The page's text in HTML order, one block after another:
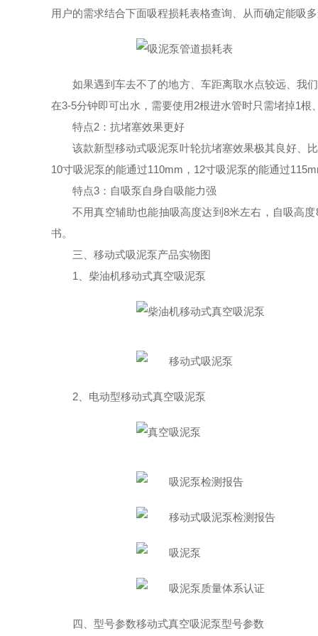
用户的需求结合下面吸程损耗表格查询、从而确定能吸
如果遇到车去不了的地方、车距离取水点较远、我
在3-5分钟即可出水，需要使用2根进水管时只需堵掉1
特点2：抗堵塞效果更好
该款新型移动式吸泥泵叶轮抗堵塞效果极其良好、
10寸吸泥泵的能通过110mm，12寸吸泥泵的能通过
特点3：自吸泵自身自吸能力强
不用真空辅助也能抽吸高度达到8米左右，自吸高
书。
三、 移动式吸泥泵产品实物图
1、柴油机移动式真空吸泥泵
2、电动型移动式真空吸泥泵
四、型号参数移动式真空吸泥泵型号参数